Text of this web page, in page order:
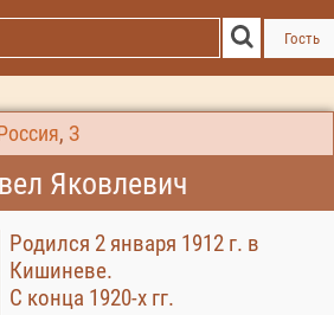
Гость
, З
Яковлевич
Родился 2 января 1912 г. в
Кишиневе.
С конца 1920-х гг.